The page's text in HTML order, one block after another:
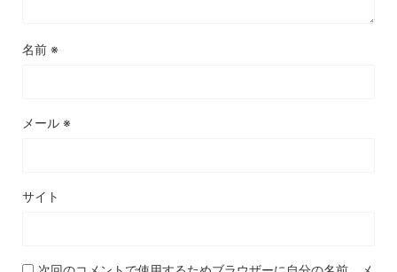
名前 ※
メール ※
サイト